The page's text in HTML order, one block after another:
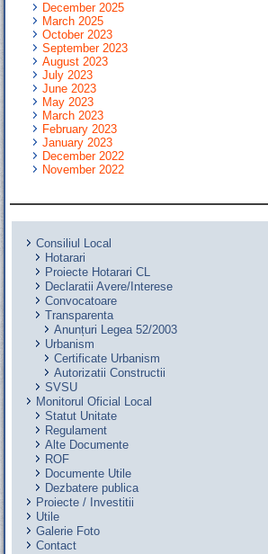
December 2025
March 2025
October 2023
September 2023
August 2023
July 2023
June 2023
May 2023
March 2023
February 2023
January 2023
December 2022
November 2022
Consiliul Local
Hotarari
Proiecte Hotarari CL
Declaratii Avere/Interese
Convocatoare
Transparenta
Anunțuri Legea 52/2003
Urbanism
Certificate Urbanism
Autorizatii Constructii
SVSU
Monitorul Oficial Local
Statut Unitate
Regulament
Alte Documente
ROF
Documente Utile
Dezbatere publica
Proiecte / Investitii
Utile
Galerie Foto
Contact